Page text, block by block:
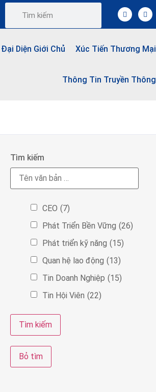
Đại Diện Giới Chủ Xúc Tiến Thương Mại
Thông Tin Truyền Thông
Tìm kiếm
CEO (7)
Phát Triển Bền Vững (26)
Phát triển kỹ năng (15)
Quan hệ lao động (13)
Tin Doanh Nghiệp (15)
Tin Hội Viên (22)